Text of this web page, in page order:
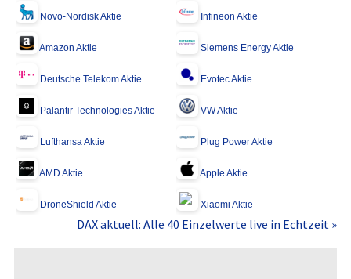
Novo-Nordisk Aktie Infineon Aktie
Amazon Aktie Siemens Energy Aktie
Deutsche Telekom Aktie Evotec Aktie
Palantir Technologies Aktie VW Aktie
Lufthansa Aktie Plug Power Aktie
AMD Aktie Apple Aktie
DroneShield Aktie Xiaomi Aktie
DAX aktuell: Alle 40 Einzelwerte live in Echtzeit »